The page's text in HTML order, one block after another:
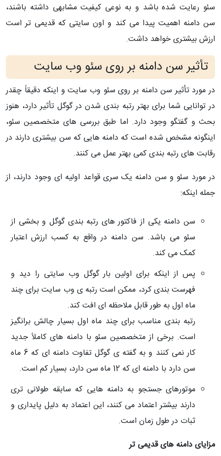
سئو رعایت شده باشد و به نوعی کیفیت مشابهی داشته باشند،
سن دامنه اهمیت پیدا می کند و اون سایتی که قدیمی تر است
ارزش بیشتری خواهد داشت.
تأثیر سن دامنه بر روی سئو وب سایت
در مورد تأثیر سن دامنه بر روی سئو وب سایت و اینکه دقیقاً چقدر
در توانایی شما برای بهتر رتبه بندی شدن در گوگل تأثیر دارد، هنوز
بحث و گفتگو وجود دارد. اما طبق بررسی های متخصصین سئو،
اینگونه مشخص شده است که دامنه هایی که سن بیشتری دارند در
رقابت های رتبه بندی کمی بهتر عمل می کنند.
در مورد سئو و سن دامنه یک سری قواعد اولیه ای وجود دارند، از
جمله اینکه:
سن دامنه یکی از فاکتور های رتبه بندی گوگل و بخشی از
سئو می باشد. سن دامنه در واقع به کسب ارزش اعتبار
کمک می کند.
پس از اینکه برای اولین بار گوگل وب سایتی را دید و
فهرست بندی کرد، ممکن است رتبه ی وب سایت برای چند
ماه اول به طور قابل ملاحظه ای افت کند.
رتبه بندی مناسب برای چند ماه اول بسیار چالش برانگیز
است. برخی از متخصصین سئو با دامنه های کاملاً جدید
کار نمی کنند و به گفته ی گوگل تفاوت دامنه ای که 6 ماه
سن دارد با دامنه ای که 12 ماه سن دارد، بسیار کم است.
موتورهای جستجو به دامنه هایی که سابقه طولانی تری
دارند بیشتر اعتماد می کنند، این اعتماد به دلیل پایداری و
ثبات در طول زمان است.
مزایای دامنه های قدیمی تر